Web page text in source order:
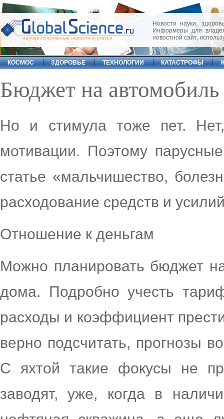
научно-популярные новости и статьи
Новости науки,
Информеры для
новостной сайт,
КОСМОС ЗДОРОВЬЕ ТЕХНОЛОГИИ КАТАСТРОФЫ
Бюджет на автомобиль
Но и стимула тоже пет. Нет,
мотивации. Поэтому
статье «мальчишество,
расходование средств и
Отношение к деньгам
Можно планировать бюджет
дома. Подробно учесть
расходы и коэффициент
верно подсчитать, прогнозы
С яхтой такие фокусы не
заводят, уже, когда в